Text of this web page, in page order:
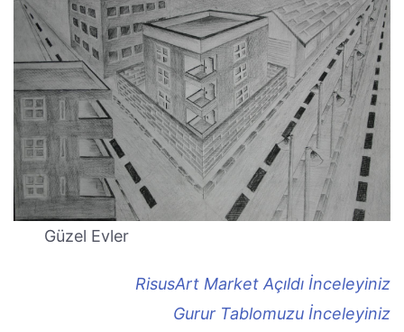
Güzel Evler
RisusArt Market Açıldı İnceleyiniz
Gurur Tablomuzu İnceleyiniz